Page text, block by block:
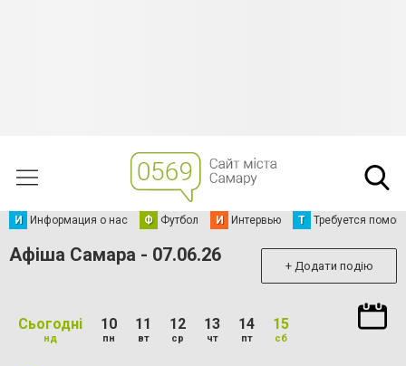
И Информация о нас Ф Футбол И Интервью Т Требуется
Афіша Самара - 07.06.26 + Додати подію
Сьогодні
нд
10
пн
11
вт
12
ср
13
чт
14
пт
15
сб